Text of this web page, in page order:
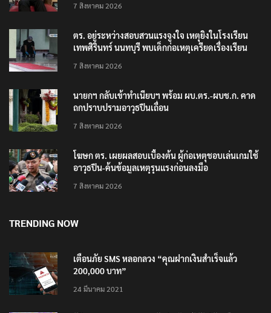
7 สิงหาคม 2026
ตร. อยู่ระหว่างสอบสวนแรงจูงใจ เหตุยิงในโรงเรียน
เทพศิรินทร์ นนทบุรี พบเด็กก่อเหตุเครียดเรื่องเรียน
7 สิงหาคม 2026
นายกฯ กลับเข้าทำเนียบฯ พร้อม ผบ.ตร.-ผบช.ก. คาด
ถกปราบปรามอาวุธปืนเถื่อน
7 สิงหาคม 2026
โฆษก ตร. เผยผลสอบเบื้องต้น ผู้ก่อเหตุชอบเล่นเกมใช้
อาวุธปืน-ค้นข้อมูลเหตุรุนแรงก่อนลงมือ
7 สิงหาคม 2026
TRENDING NOW
เตือนภัย SMS หลอกลวง “คุณฝากเงินสำเร็จแล้ว
200,000 บาท”
24 มีนาคม 2021